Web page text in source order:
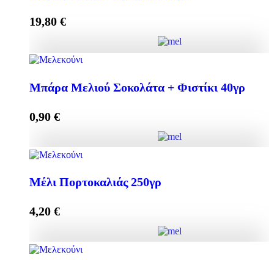
19,80 €
Box 24 τεμάχια x 40γρ ποσότητα
Προσθήκη στο καλάθι
Μπάρα Μελιού Σοκολάτα + Φιστίκι 40γρ
0,90 €
Μέλι Πορτοκαλιάς 250γρ
4,20 €